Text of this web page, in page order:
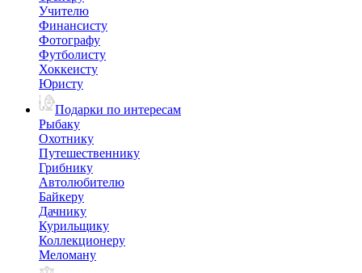
Учителю
Финансисту
Фотографу
Футболисту
Хоккеисту
Юристу
Подарки по интересам
Рыбаку
Охотнику
Путешественнику
Грибнику
Автолюбителю
Байкеру
Дачнику
Курильщику
Коллекционеру
Меломану